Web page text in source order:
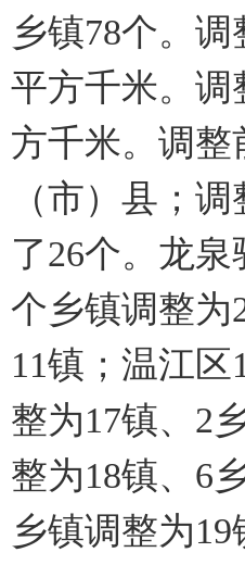
乡镇78个。
平方千米。调
方千米。调整
（市）县；
了26个。龙
个乡镇调整为
11镇；温江
整为17镇、2
整为18镇、6
乡镇调整为